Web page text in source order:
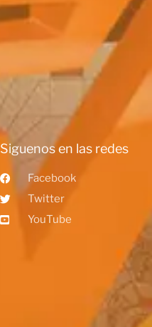
Siguenos en las redes
Facebook
Twitter
YouTube